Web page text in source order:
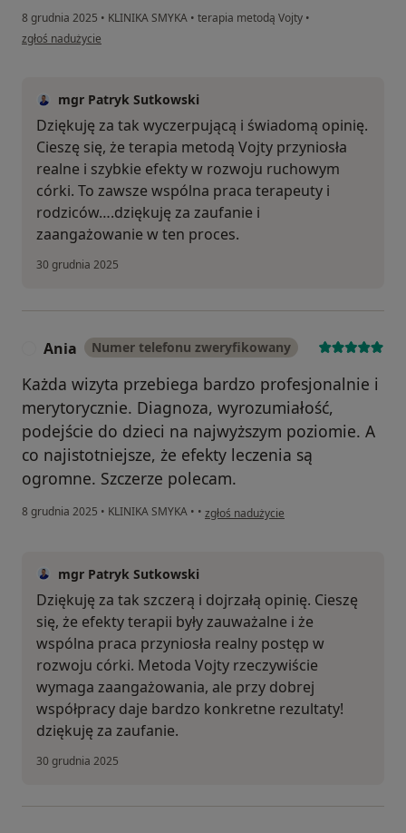
8 grudnia 2025 • KLINIKA SMYKA • terapia metodą Vojty •
w opinii użytkownika DH
zgłoś nadużycie
mgr Patryk Sutkowski
Dziękuję za tak wyczerpującą i świadomą opinię.
Cieszę się, że terapia metodą Vojty przyniosła
realne i szybkie efekty w rozwoju ruchowym
córki. To zawsze wspólna praca terapeuty i
rodziców….dziękuję za zaufanie i
zaangażowanie w ten proces.
30 grudnia 2025
Ania Numer telefonu zweryfikowany
Każda wizyta przebiega bardzo profesjonalnie i
merytorycznie. Diagnoza, wyrozumiałość,
podejście do dzieci na najwyższym poziomie. A
co najistotniejsze, że efekty leczenia są
ogromne. Szczerze polecam.
8 grudnia 2025 • KLINIKA SMYKA • • w opinii użytkownika Ania
zgłoś nadużycie
mgr Patryk Sutkowski
Dziękuję za tak szczerą i dojrzałą opinię. Cieszę
się, że efekty terapii były zauważalne i że
wspólna praca przyniosła realny postęp w
rozwoju córki. Metoda Vojty rzeczywiście
wymaga zaangażowania, ale przy dobrej
współpracy daje bardzo konkretne rezultaty!
dziękuję za zaufanie.
30 grudnia 2025